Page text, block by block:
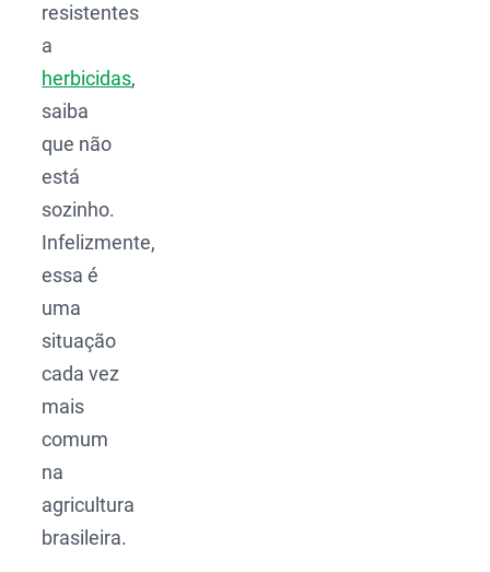
resistentes
a
herbicidas,
saiba
que não
está
sozinho.
Infelizmente,
essa é
uma
situação
cada vez
mais
comum
na
agricultura
brasileira.